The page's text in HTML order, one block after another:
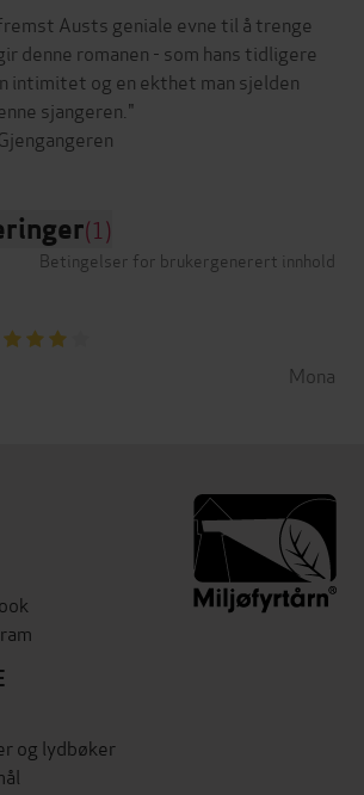
Austs geniale evne til å trenge
denne romanen - som hans tidligere
intimitet og en ekthet man sjelden
sjangeren."
(1)
Betingelser for brukergenerert innhold
Mona
og lydbøker